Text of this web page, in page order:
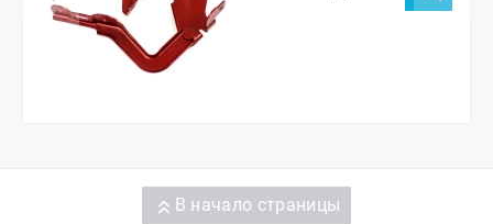
В начало страницы